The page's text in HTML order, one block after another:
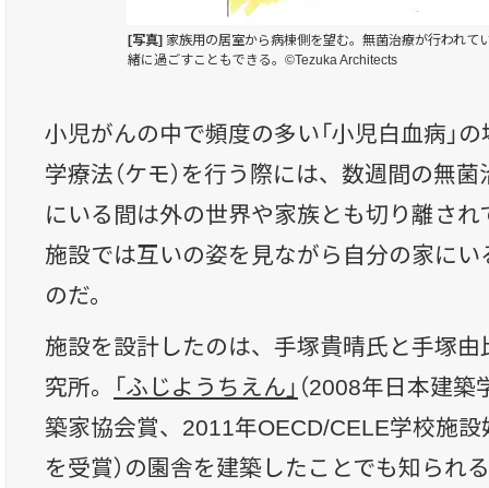
[写真] 家族用の居室から病棟側を望む。無菌治療が行われて
緒に過ごすこともできる。©Tezuka Architects
小児がんの中で頻度の多い「小児白血病」
学療法（ケモ）を行う際には、数週間の無
にいる間は外の世界や家族とも切り離さ
施設では互いの姿を見ながら自分の家に
のだ。
施設を設計したのは、手塚貴晴氏と手塚
究所。
「ふじようちえん」 （2008年日本建
築家協会賞、2011年OECD/CELE学校施
を受賞）の園舎を建築したことでも知られ